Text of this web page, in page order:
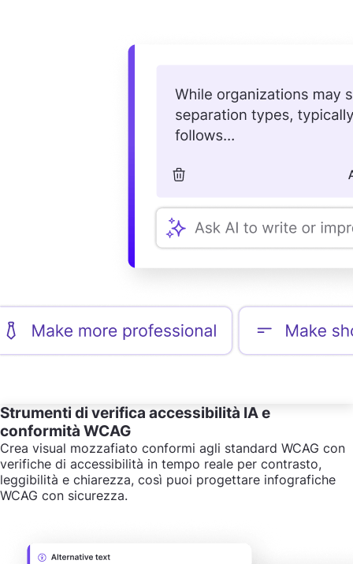
Strumenti di verifica accessibilità IA e
conformità WCAG
Crea visual mozzafiato conformi agli standard WCAG con
verifiche di accessibilità in tempo reale per contrasto,
leggibilità e chiarezza, così puoi progettare infografiche
WCAG con sicurezza.